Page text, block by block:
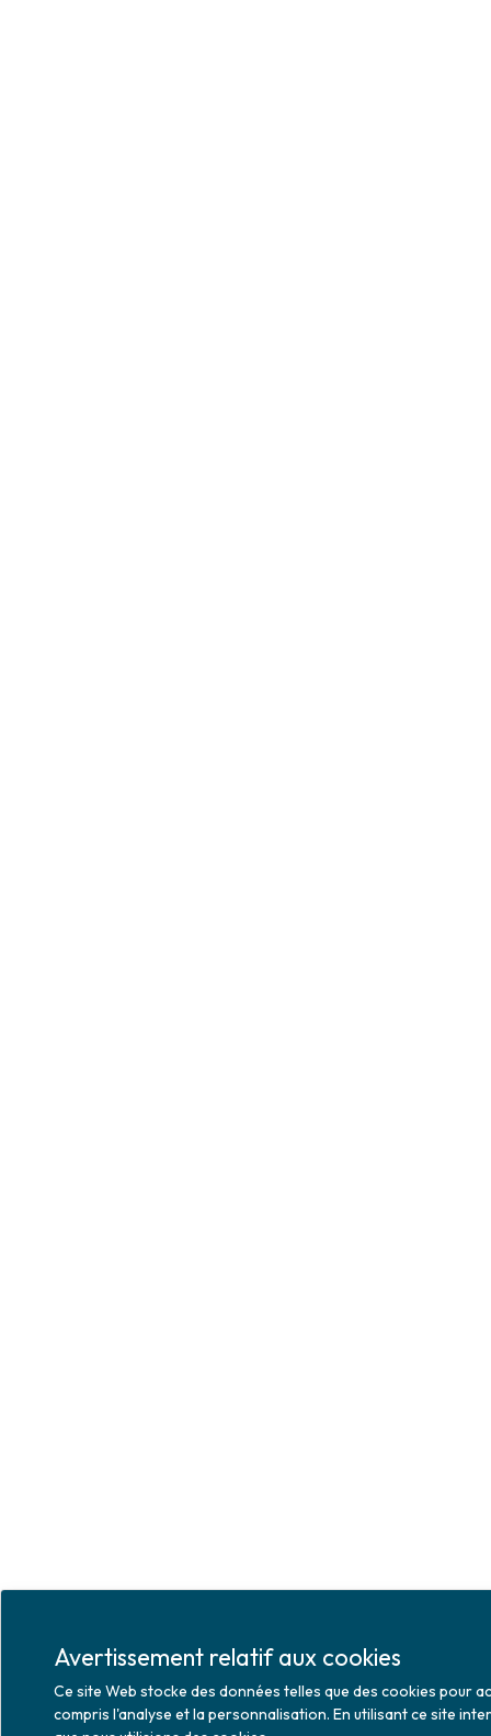
Avertissement relatif aux cookies
Ce site Web stocke des données telles que des cookies pour
compris l'analyse et la personnalisation. En utilisant ce site